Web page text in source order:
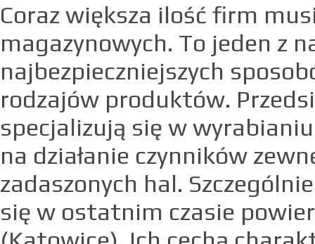
Coraz większa ilość firm
magazynowych. To jeden z
najbezpieczniejszych
rodzajów produktów.
specjalizują się w
na działanie czynników
zadaszonych hal.
się w ostatnim czasie